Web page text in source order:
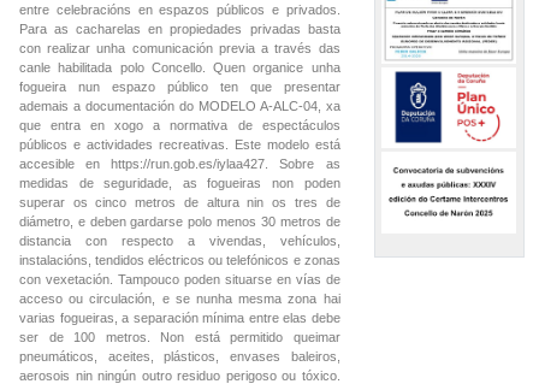
entre celebracións en espazos públicos e privados.
Para as cacharelas en propiedades privadas basta
con realizar unha comunicación previa a través das
canle habilitada polo Concello. Quen organice unha
fogueira nun espazo público ten que presentar
ademais a documentación do MODELO A-ALC-04, xa
que entra en xogo a normativa de espectáculos
públicos e actividades recreativas. Este modelo está
accesible en https://run.gob.es/iylaa427. Sobre as
medidas de seguridade, as fogueiras non poden
superar os cinco metros de altura nin os tres de
diámetro, e deben gardarse polo menos 30 metros de
distancia con respecto a vivendas, vehículos,
instalacións, tendidos eléctricos ou telefónicos e zonas
con vexetación. Tampouco poden situarse en vías de
acceso ou circulación, e se nunha mesma zona hai
varias fogueiras, a separación mínima entre elas debe
ser de 100 metros. Non está permitido queimar
pneumáticos, aceites, plásticos, envases baleiros,
aerosois nin ningún outro residuo perigoso ou tóxico.